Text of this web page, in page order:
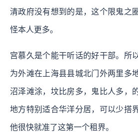
清政府没有想到的是，这个限鬼之
怪本人更多。
宫慕久是个能干听话的好干部。所
为外滩在上海县县城北门外两里多
沼泽滩涂，坟比房多，鬼比人多，
地方特别适合华洋分居，可以少搭
他很快就准了这第一个租界。